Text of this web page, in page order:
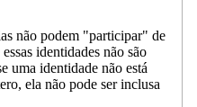
não podem "participar" de
identidades não são
uma identidade não está
ela não pode ser inclusa